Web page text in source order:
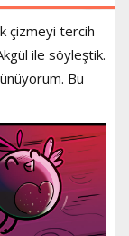
çizmeyi tercih
ile söyleştik.
Bu